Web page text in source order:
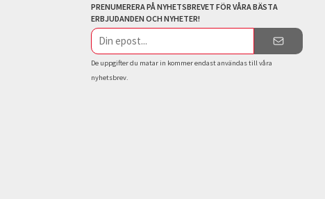
PRENUMERERA PÅ NYHETSBREVET FÖR VÅRA BÄSTA
ERBJUDANDEN OCH NYHETER!
E-
postadress
De uppgifter du matar in kommer endast användas till våra
nyhetsbrev.